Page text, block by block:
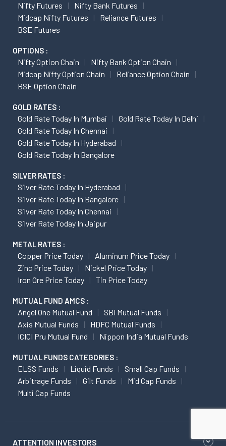
Nifty Futures
Nifty Bank Futures
Midcap Nifty Futures
Reliance Futures
BSE Futures
OPTIONS :
Nifty Option Chain
Nifty Bank Option Chain
Midcap Nifty Option Chain
Reliance Option Chain
BSE Option Chain
GOLD RATES :
Gold Rate Today In Mumbai
Gold Rate Today In Delhi
Gold Rate Today In Chennai
Gold Rate Today In Hyderabad
Gold Rate Today In Bangalore
SILVER RATES :
Silver Rate Today In Hyderabad
Silver Rate Today In Bangalore
Silver Rate Today In Chennai
Silver Rate Today In Jaipur
METAL RATES :
Copper Price Today
Aluminum Price Today
Zinc Price Today
Nickel Price Today
Iron Ore Price Today
Tin Price Today
MUTUAL FUND AMCS :
Angel One Mutual Fund
SBI Mutual Funds
Axis Mutual Funds
HDFC Mutual Funds
ICICI Pru Mutual Fund
Nippon India Mutual Funds
MUTUAL FUNDS CATEGORIES :
ELSS Funds Liquid Funds
Small Cap Funds
Arbitrage Funds
Gilt Funds
Mid Cap Funds
Multi Cap Funds
ATTENTION INVESTORS